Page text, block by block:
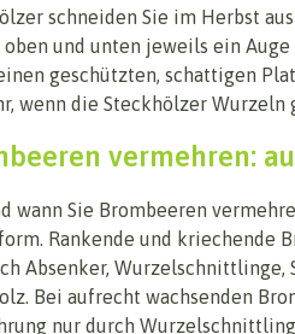
schneiden Sie im Herbst
und unten jeweils ein
geschützten, schattigen
wenn die Steckhölzer
vermehren:
wann Sie Brombeeren
Rankende und kriechende
Absenker, Wurzelschnittlinge,
Bei aufrecht wachsenden
nur durch